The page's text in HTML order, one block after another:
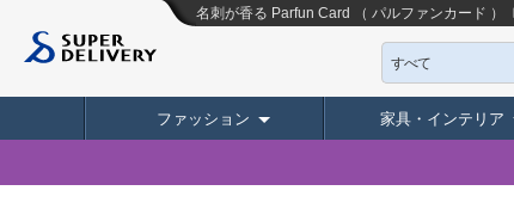
名刺が香る Parfun Card （ パルファンカード ）
すべて
ファッション 家具・インテリア